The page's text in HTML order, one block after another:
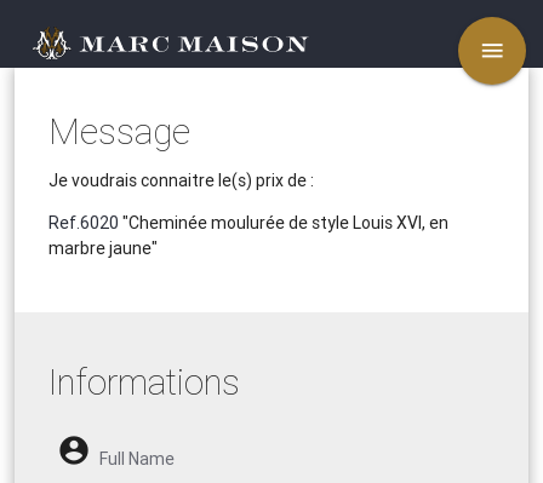
menu
Message
Je voudrais connaitre le(s) prix de :
Ref.6020 "Cheminée moulurée de style Louis XVI, en
marbre jaune"
Informations
account_circle Full Name